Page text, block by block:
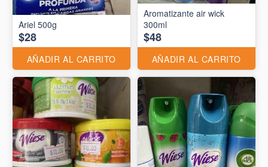
Ariel 500g
$28
AÑADIR AL CARRITO
Aromatizante air wick
300ml
$48
AÑADIR AL CARRITO